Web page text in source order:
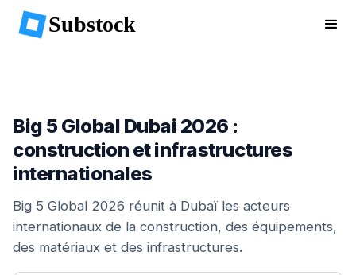
Substock
Big 5 Global Dubai 2026 :
construction et infrastructures
internationales
Big 5 Global 2026 réunit à Dubaï les acteurs
internationaux de la construction, des équipements,
des matériaux et des infrastructures.